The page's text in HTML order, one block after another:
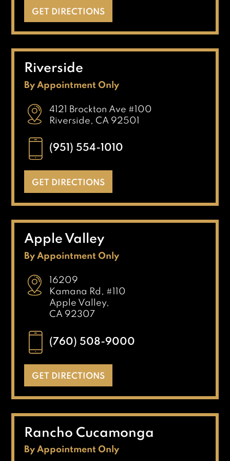
GET DIRECTIONS
Riverside
By Appointment Only
4121 Brockton Ave #100
Riverside, CA 92501
(951) 554-1010
GET DIRECTIONS
Apple Valley
By Appointment Only
16209
Kamana Rd, #110
Apple Valley,
CA 92307
(760) 508-9000
GET DIRECTIONS
Rancho Cucamonga
By Appointment Only